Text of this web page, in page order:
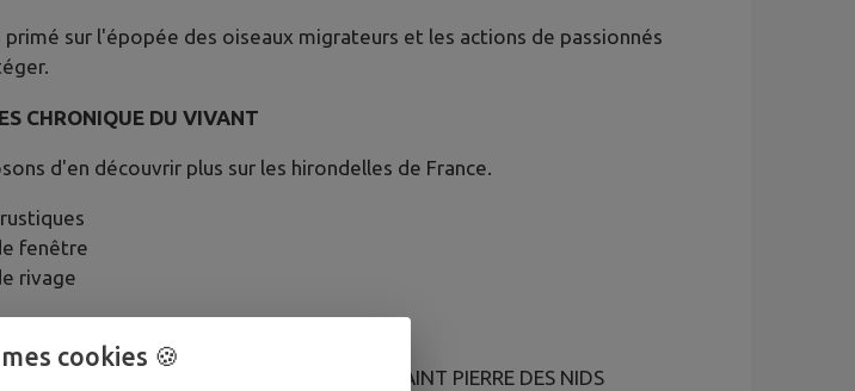
primé sur l'épopée des oiseaux migrateurs et les actions de passionnés
CHRONIQUE DU VIVANT
d'en découvrir plus sur les hirondelles de France.
fenêtre
rivage
faire le point sur les nids installés à SAINT PIERRE DES NIDS
cookies 🍪